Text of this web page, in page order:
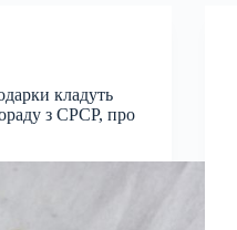
кладуть
з СРСР, про